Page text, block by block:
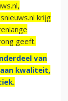
krijg
geeft.
van
kwaliteit,